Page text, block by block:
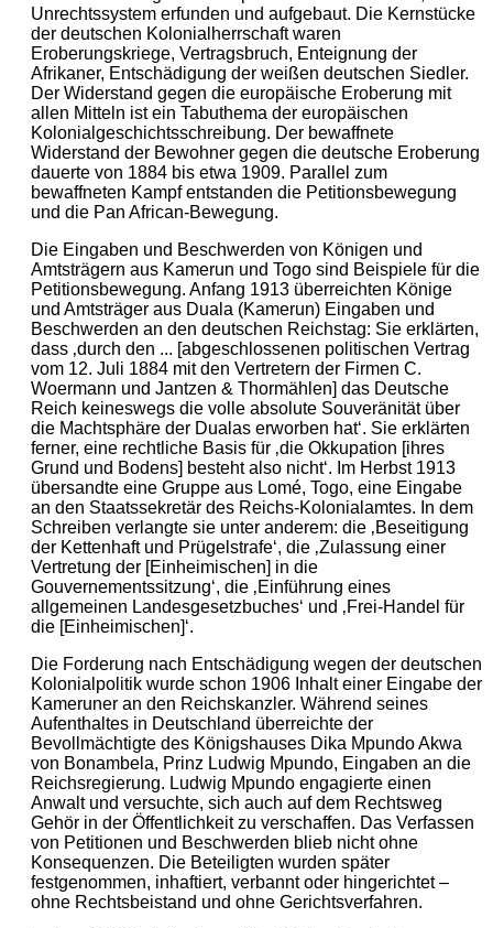
Unrechtssystem erfunden und aufgebaut. Die Kernstücke
der deutschen Kolonialherrschaft waren
Eroberungskriege, Vertragsbruch, Enteignung der
Afrikaner, Entschädigung der weißen deutschen Siedler.
Der Widerstand gegen die europäische Eroberung mit
allen Mitteln ist ein Tabuthema der europäischen
Kolonialgeschichtsschreibung. Der bewaffnete
Widerstand der Bewohner gegen die deutsche Eroberung
dauerte von 1884 bis etwa 1909. Parallel zum
bewaffneten Kampf entstanden die Petitionsbewegung
und die Pan African-Bewegung.
Die Eingaben und Beschwerden von Königen und
Amtsträgern aus Kamerun und Togo sind Beispiele für die
Petitionsbewegung. Anfang 1913 überreichten Könige
und Amtsträger aus Duala (Kamerun) Eingaben und
Beschwerden an den deutschen Reichstag: Sie erklärten,
dass ‚durch den ... [abgeschlossenen politischen Vertrag
vom 12. Juli 1884 mit den Vertretern der Firmen C.
Woermann und Jantzen & Thormählen] das Deutsche
Reich keineswegs die volle absolute Souveränität über
die Machtsphäre der Dualas erworben hat‘. Sie erklärten
ferner, eine rechtliche Basis für ‚die Okkupation [ihres
Grund und Bodens] besteht also nicht‘. Im Herbst 1913
übersandte eine Gruppe aus Lomé, Togo, eine Eingabe
an den Staatssekretär des Reichs-Kolonialamtes. In dem
Schreiben verlangte sie unter anderem: die ‚Beseitigung
der Kettenhaft und Prügelstrafe‘, die ‚Zulassung einer
Vertretung der [Einheimischen] in die
Gouvernementssitzung‘, die ‚Einführung eines
allgemeinen Landesgesetzbuches‘ und ‚Frei-Handel für
die [Einheimischen]‘.
Die Forderung nach Entschädigung wegen der deutschen
Kolonialpolitik wurde schon 1906 Inhalt einer Eingabe der
Kameruner an den Reichskanzler. Während seines
Aufenthaltes in Deutschland überreichte der
Bevollmächtigte des Königshauses Dika Mpundo Akwa
von Bonambela, Prinz Ludwig Mpundo, Eingaben an die
Reichsregierung. Ludwig Mpundo engagierte einen
Anwalt und versuchte, sich auch auf dem Rechtsweg
Gehör in der Öffentlichkeit zu verschaffen. Das Verfassen
von Petitionen und Beschwerden blieb nicht ohne
Konsequenzen. Die Beteiligten wurden später
festgenommen, inhaftiert, verbannt oder hingerichtet –
ohne Rechtsbeistand und ohne Gerichtsverfahren.